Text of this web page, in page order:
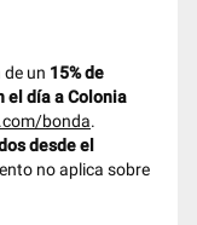
un 15% de
el día a Colonia
bonda.
desde el
no aplica sobre